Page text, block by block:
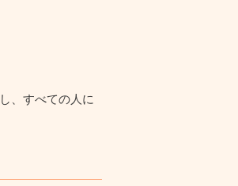
、すべての人に